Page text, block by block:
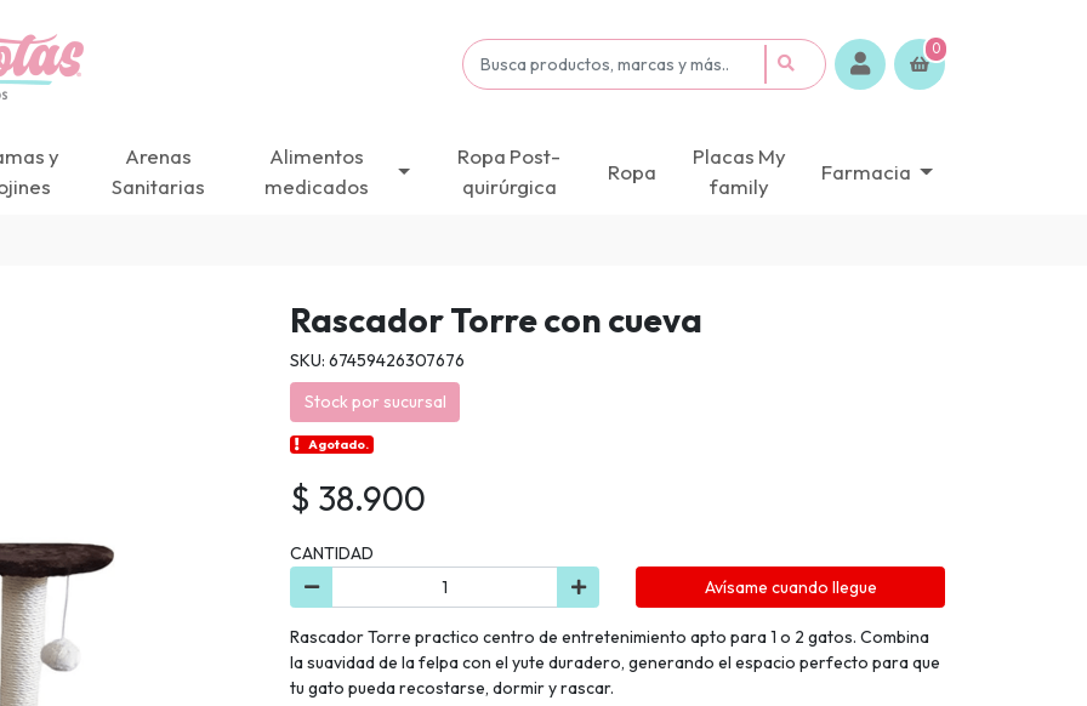
0
y
Arenas
Sanitarias
Alimentos
medicados
Ropa Post-
quirúrgica
Ropa
Placas My
family
Farmacia
Rascador Torre con cueva
SKU: 67459426307676
Stock por sucursal
Agotado.
$ 38.900
CANTIDAD
Avísame cuando llegue
Rascador Torre practico centro de entretenimiento apto para 1 o 2 gatos. Combina
la suavidad de la felpa con el yute duradero, generando el espacio perfecto para que
tu gato pueda recostarse, dormir y rascar.